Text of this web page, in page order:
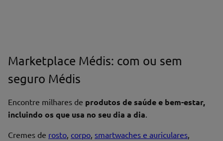
Marketplace Médis: com ou sem
seguro Médis
Encontre milhares de produtos de saúde e bem-estar,
incluindo os que usa no seu dia a dia.
Cremes de rosto, corpo, smartwaches e auriculares,